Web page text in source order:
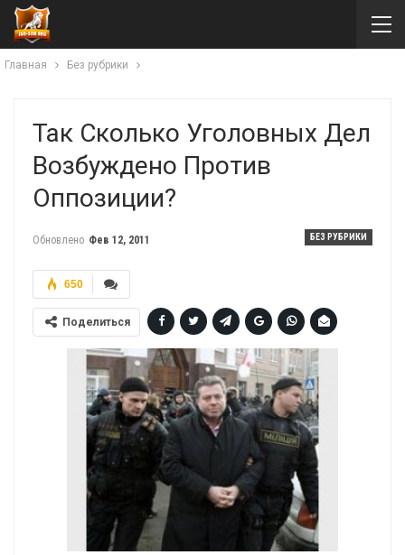
Главная Без рубрики
Так Сколько Уголовных Дел
Возбуждено Против
Оппозиции?
БЕЗ РУБРИКИ
Обновлено Фев 12, 2011
650
Поделиться